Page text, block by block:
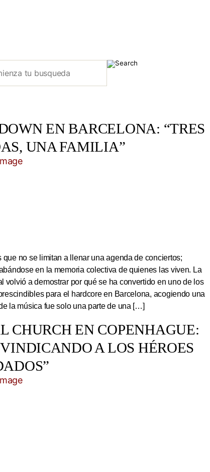
EN BARCELONA: “TRES
UNA FAMILIA”
que no se limitan a llenar una agenda de conciertos;
en la memoria colectiva de quienes las viven. La
volvió a demostrar por qué se ha convertido en uno de los
para el hardcore en Barcelona, acogiendo una
la música fue solo una parte de una […]
CHURCH EN COPENHAGUE:
A LOS HÉROES